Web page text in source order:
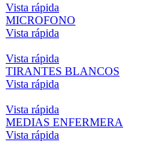
Vista rápida
MICROFONO
Vista rápida
Vista rápida
TIRANTES BLANCOS
Vista rápida
Vista rápida
MEDIAS ENFERMERA
Vista rápida